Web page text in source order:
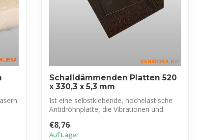
Schalldämmenden Platten 520
x 330,3 x 5,3 mm
Ist eine selbstklebende, hochelastische
Antidröhnplatte, die Vibrationen und
€8,76
Auf Lager